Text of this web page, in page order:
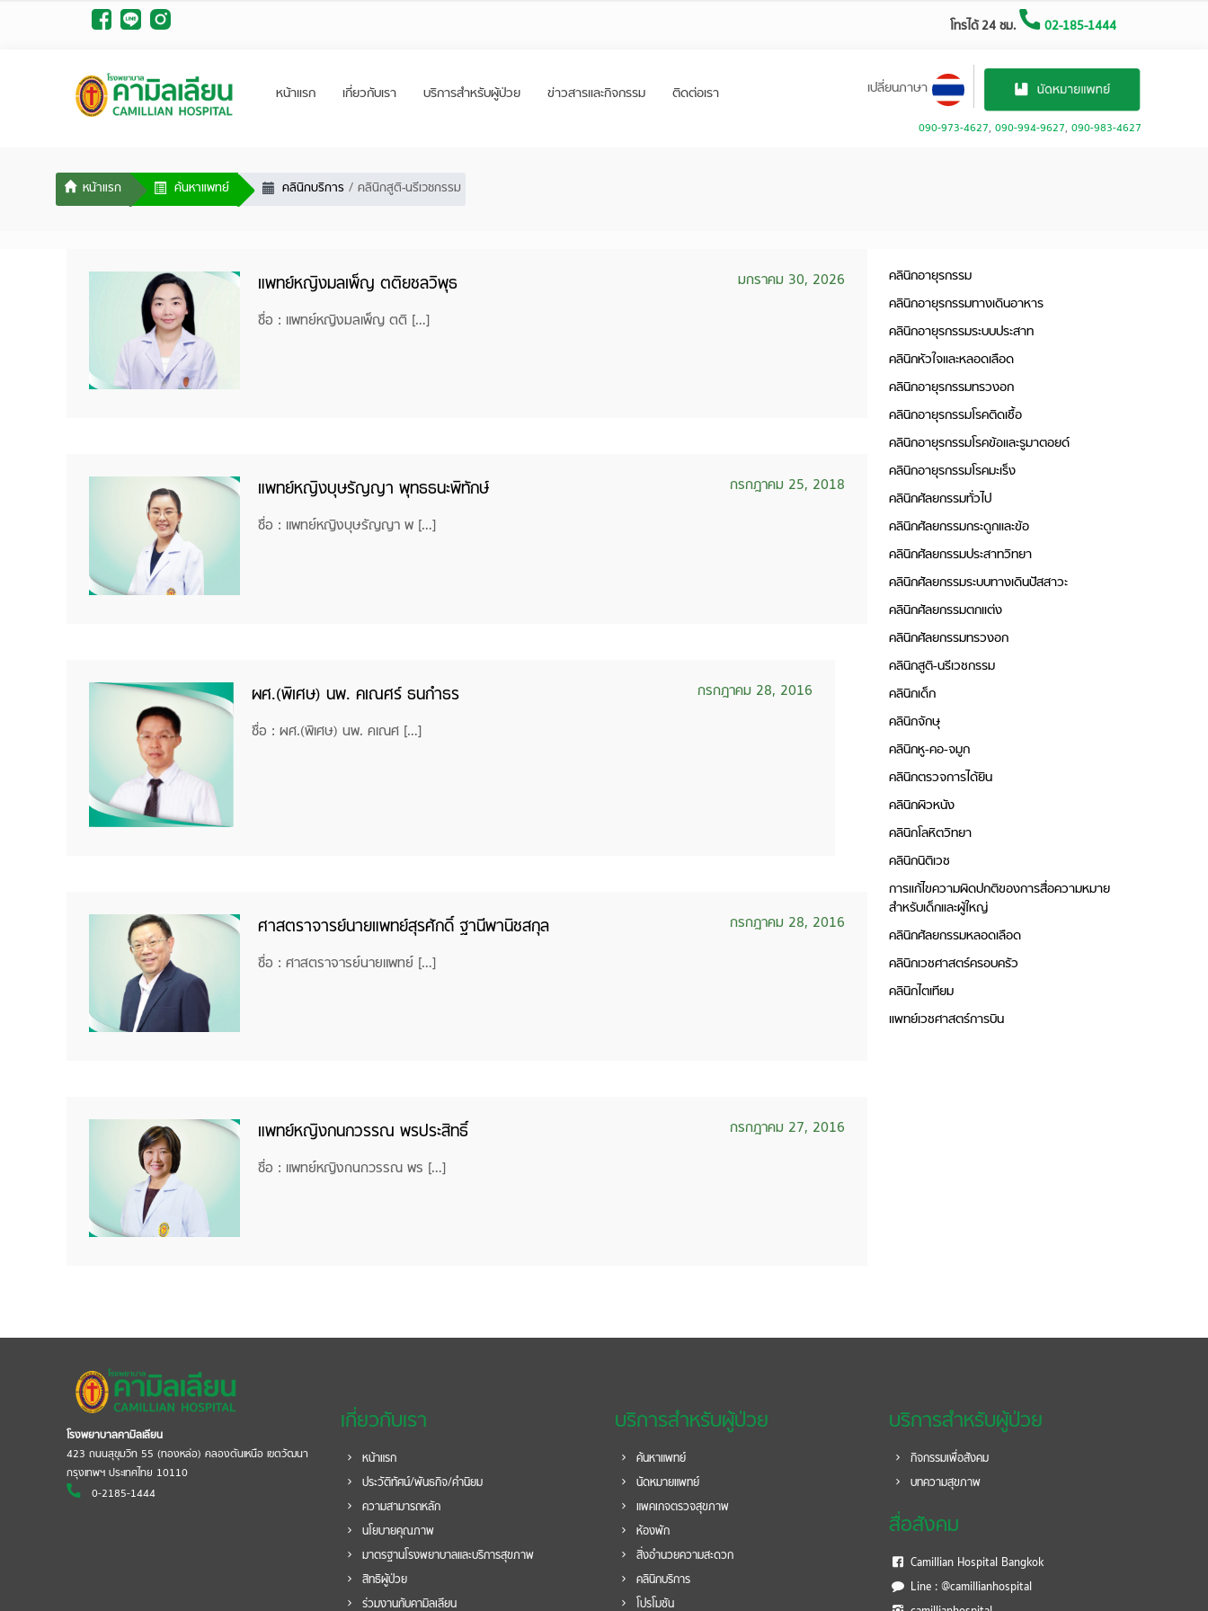
โทรได้ 24 ชม. 02-185-1444
หน้าแรก เกี่ยวกับเรา บริการสำหรับผู้ป่วย ข่าวสารและกิจกรรม ติดต่อเรา เปลี่ยนภาษา
090-973-4627, 090-994-9627, 090-983-4627
ค้นหาแพทย์ คลินิกบริการ คลินิกสูติ-นรีเวชกรรม
แพทย์หญิงมลเพ็ญ ตติยชลวิพุธ
มกราคม 30, 2026
ชื่อ : แพทย์หญิงมลเพ็ญ ตติ […]
แพทย์หญิงบุษรัญญา พุทธธนะพิทักษ์
กรกฎาคม 25, 2018
ชื่อ : แพทย์หญิงบุษรัญญา พ […]
ผศ.(พิเศษ) นพ. คเณศร์ ธนกำธร
กรกฎาคม 28, 2016
ชื่อ : ผศ.(พิเศษ) นพ. คเณศ […]
ศาสตราจารย์นายแพทย์สุรศักดิ์ ฐานีพานิชสกุล
กรกฎาคม 28, 2016
ชื่อ : ศาสตราจารย์นายแพทย์ […]
แพทย์หญิงกนกวรรณ พรประสิทธิ์
กรกฎาคม 27, 2016
ชื่อ : แพทย์หญิงกนกวรรณ พร […]
คลินิกอายุรกรรม
คลินิกอายุรกรรมทางเดินอาหาร
คลินิกอายุรกรรมระบบประสาท
คลินิกหัวใจและหลอดเลือด
คลินิกอายุรกรรมทรวงอก
คลินิกอายุรกรรมโรคติดเชื้อ
คลินิกอายุรกรรมโรคข้อและรูมาตอยด์
คลินิกอายุรกรรมโรคมะเร็ง
คลินิกศัลยกรรมทั่วไป
คลินิกศัลยกรรมกระดูกและข้อ
คลินิกศัลยกรรมประสาทวิทยา
คลินิกศัลยกรรมระบบทางเดินปัสสาวะ
คลินิกศัลยกรรมตกแต่ง
คลินิกศัลยกรรมทรวงอก
คลินิกสูติ-นรีเวชกรรม
คลินิกเด็ก
คลินิกจักษุ
คลินิกหู-คอ-จมูก
คลินิกตรวจการได้ยิน
คลินิกผิวหนัง
คลินิกโลหิตวิทยา
คลินิกนิติเวช
การแก้ไขความผิดปกติของการสื่อความหมาย
สำหรับเด็กและผู้ใหญ่
คลินิกศัลยกรรมหลอดเลือด
คลินิกเวชศาสตร์ครอบครัว
คลินิกไตเทียม
แพทย์เวชศาสตร์การบิน
โรงพยาบาลคามิลเลียน
423 ถนนสุขุมวิท 55 (ทองหล่อ) คลองตันเหนือ เขตวัฒนา
กรุงเทพฯ ประเทศไทย 10110
0-2185-1444
เกี่ยวกับเรา
หน้าแรก
ประวัติทัศน์/พันธกิจ/คำนิยม
ความสามารถหลัก
นโยบายคุณภาพ
มาตรฐานโรงพยาบาลและบริการสุขภาพ
สิทธิผู้ป่วย
ร่วมงานกับคามิลเลียน
บริการสำหรับผู้ป่วย
ค้นหาแพทย์
นัดหมายแพทย์
แพคเกจตรวจสุขภาพ
ห้องพัก
สิ่งอำนวยความสะดวก
คลินิกบริการ
โปรโมชัน
บริการสำหรับผู้ป่วย
กิจกรรมเพื่อสังคม
บทความสุขภาพ
สื่อสังคม
Camillian Hospital Bangkok
Line : @camillianhospital